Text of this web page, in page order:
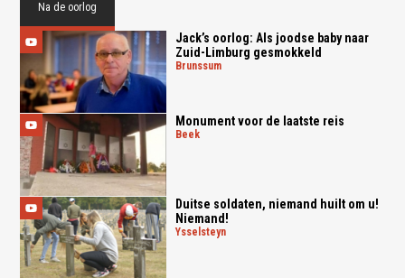
Na de oorlog
Jack’s oorlog: Als joodse baby naar
Zuid-Limburg gesmokkeld
brunssum
Monument voor de laatste reis
beek
Duitse soldaten, niemand huilt om u!
Niemand!
ysselsteyn